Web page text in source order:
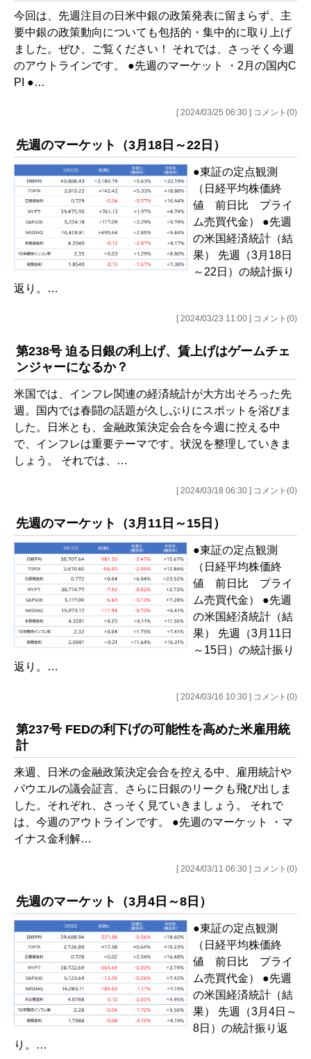
今回は、先週注目の日米中銀の政策発表に留まらず、主
要中銀の政策動向についても包括的・集中的に取り上げ
ました。ぜひ、ご覧ください！ それでは、さっそく今週
のアウトラインです。 ●先週のマーケット ・2月の国内C
PI ●…
[ 2024/03/25 06:30 ] コメント(0)
先週のマーケット（3月18日～22日）
●東証の定点観測
（日経平均株価終
値 前日比 プライ
ム売買代金） ●先週
の米国経済統計（結
果） 先週（3月18日
～22日）の統計振り
返り。…
[ 2024/03/23 11:00 ] コメント(0)
第238号 迫る日銀の利上げ、賃上げはゲームチェ
ンジャーになるか？
米国では、インフレ関連の経済統計が大方出そろった先
週。国内では春闘の話題が久しぶりにスポットを浴びま
した。日米とも、金融政策決定会合を今週に控える中
で、インフレは重要テーマです。状況を整理していきま
しょう。 それでは、…
[ 2024/03/18 06:30 ] コメント(0)
先週のマーケット（3月11日～15日）
●東証の定点観測
（日経平均株価終
値 前日比 プライ
ム売買代金） ●先週
の米国経済統計（結
果） 先週（3月11日
～15日）の統計振り
返り。…
[ 2024/03/16 10:30 ] コメント(0)
第237号 FEDの利下げの可能性を高めた米雇用統
計
来週、日米の金融政策決定会合を控える中、雇用統計や
パウエルの議会証言、さらに日銀のリークも飛び出しま
した。それぞれ、さっそく見ていきましょう。 それで
は、今週のアウトラインです。 ●先週のマーケット ・マ
イナス金利解…
[ 2024/03/11 06:30 ] コメント(0)
先週のマーケット（3月4日～8日）
●東証の定点観測
（日経平均株価終
値 前日比 プライ
ム売買代金） ●先週
の米国経済統計（結
果） 先週（3月4日～
8日）の統計振り返
り。…